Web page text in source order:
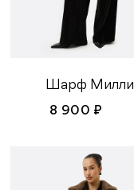
Шарф Милли
8 900 ₽